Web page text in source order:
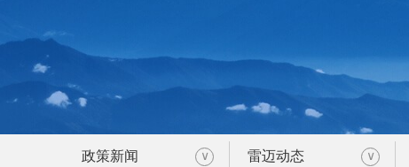
政策新闻 雷迈动态